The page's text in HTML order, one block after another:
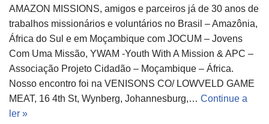
AMAZON MISSIONS, amigos e parceiros já de 30 anos de
trabalhos missionários e voluntários no Brasil – Amazônia,
África do Sul e em Moçambique com JOCUM – Jovens
Com Uma Missão, YWAM -Youth With A Mission & APC –
Associação Projeto Cidadão – Moçambique – África.
Nosso encontro foi na VENISONS CO/ LOWVELD GAME
MEAT, 16 4th St, Wynberg, Johannesburg,… Continue a
ler »